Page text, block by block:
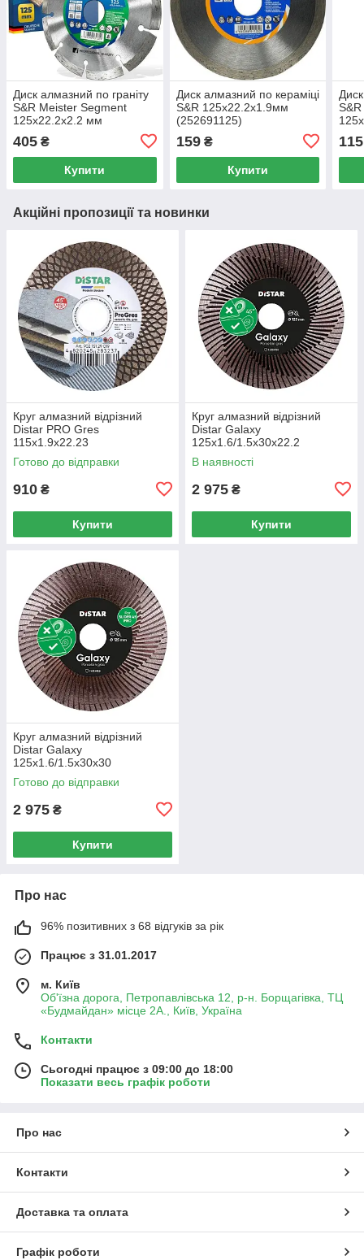
Диск алмазний по граніту
S&R Meister Segment
125x22.2x2.2 мм
405 ₴
Купити
Диск алмазний по кераміці
S&R 125x22.2x1.9мм
(252691125)
159₴
Купити
115
Акційні пропозиції та новинки
Круг алмазний вiдрiзний
Distar PRO Gres
115x1.9x22.23
Готово до відправки
910 ₴
Купити
Круг алмазний вiдрiзний
Distar Galaxy
125x1.6/1.5x30x22.2
В наявності
2 975 ₴
Купити
Круг алмазний вiдрiзний
Distar Galaxy
125x1.6/1.5x30x30
Готово до відправки
2 975 ₴
Купити
Про нас
96% позитивних з 68 відгуків за рік
Працює з 31.01.2017
м. Київ
Об'їзна дорога, Петропавлівська 12, р-н. Борщагівка, ТЦ
«Будмайдан» місце 2А., Київ, Україна
Контакти
Сьогодні працює з 09:00 до 18:00
Показати весь графік роботи
Про нас
Контакти
Доставка та оплата
Графік роботи